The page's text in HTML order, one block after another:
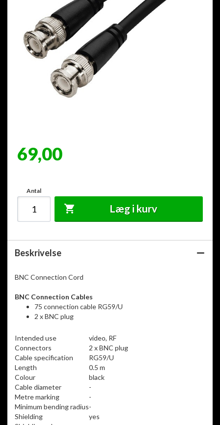
69,00
Antal
Læg i kurv
Beskrivelse
BNC Connection Cord
BNC Connection Cables
75 connection cable RG59/U
2 x BNC plug
Intended use
video, RF
Connectors
2 x BNC plug
Cable specification
RG59/U
Length
0.5 m
Colour
black
Cable diameter
-
Metre marking
-
Minimum bending radius-
Shielding
yes